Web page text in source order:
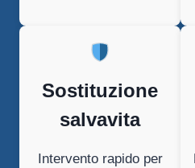
Sostituzione
salvavita
Intervento rapido per